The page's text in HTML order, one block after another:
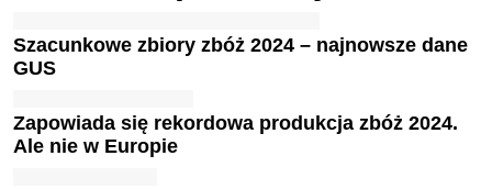
Szacunkowe zbiory zbóż 2024 – najnowsze dane
GUS
Zapowiada się rekordowa produkcja zbóż 2024.
Ale nie w Europie